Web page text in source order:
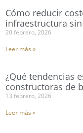
Cómo reducir
infraestructura
20 febrero, 2026
Leer más »
¿Qué tendencias
constructoras de
13 febrero, 2026
Leer más »